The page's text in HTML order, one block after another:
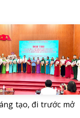
tạo, đi trước mở